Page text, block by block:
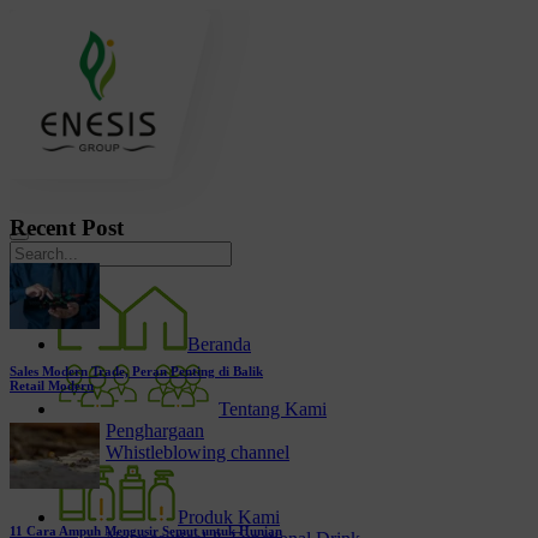
Beranda
Tentang Kami
Penghargaan
Whistleblowing channel
Produk Kami
Recent Post
Sales Modern Trade, Peran Penting di Balik
Retail Modern
11 Cara Ampuh Mengusir Semut untuk Hunian